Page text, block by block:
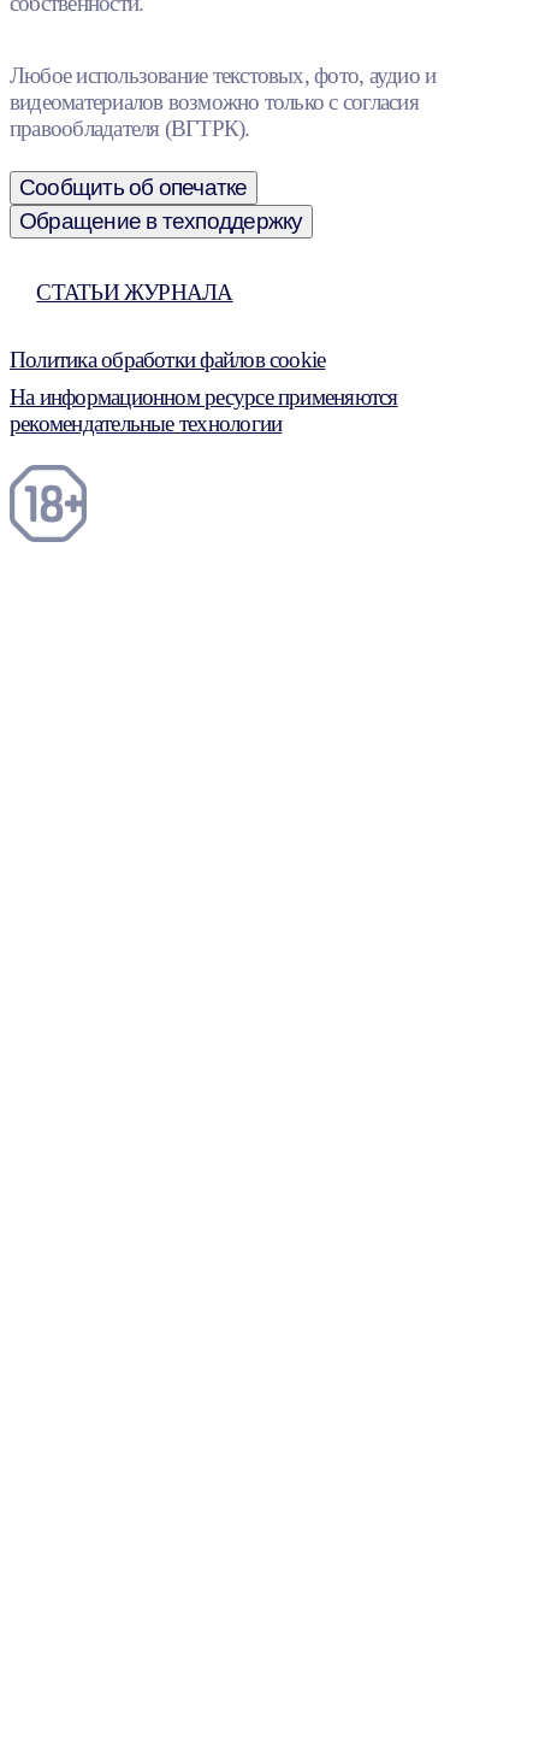
Любое использование текстовых, фото, аудио и
видеоматериалов возможно только с согласия
правообладателя (ВГТРК).
Сообщить об опечатке
Обращение в техподдержку
СТАТЬИ ЖУРНАЛА
Политика обработки файлов cookie
На информационном ресурсе применяются
рекомендательные технологии